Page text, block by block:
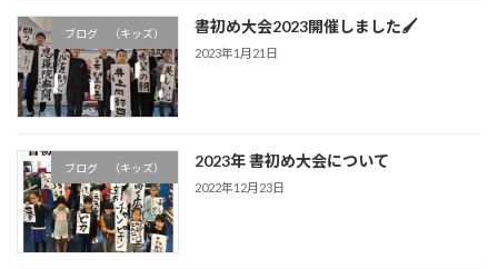
ブログ （キッズ） 書初め大会2023開催しました🖌
2023年1月21日
ブログ （キッズ） 2023年 書初め大会について
2022年12月23日